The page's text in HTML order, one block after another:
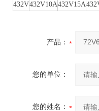
432V432V10A432V15A
产品：
您的单位：
您的姓名：